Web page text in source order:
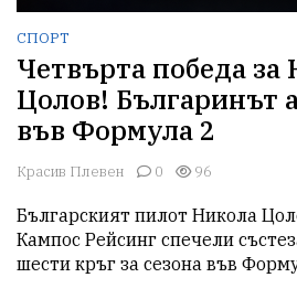
СПОРТ
Четвърта победа за
Цолов! Българинът
във Формула 2
Красив Плевен 0 96
Българският пилот Никола
Кампос Рейсинг спечели
шести кръг за сезона във